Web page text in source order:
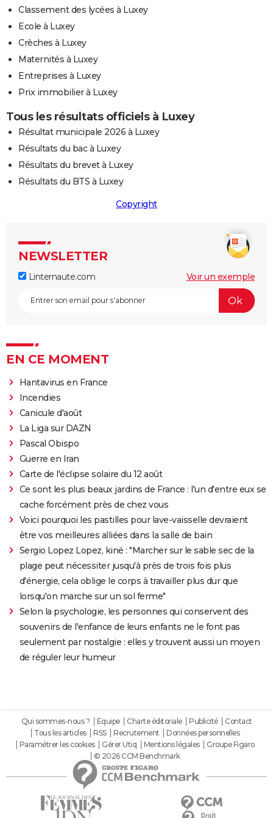
Classement des lycées à Luxey
Ecole à Luxey
Crèches à Luxey
Maternités à Luxey
Entreprises à Luxey
Prix immobilier à Luxey
Tous les résultats officiels à Luxey
Résultat municipale 2026 à Luxey
Résultats du bac à Luxey
Résultats du brevet à Luxey
Résultats du BTS à Luxey
Copyright
NEWSLETTER
Linternaute.com Voir un exemple
EN CE MOMENT
Hantavirus en France
Incendies
Canicule d'août
La Liga sur DAZN
Pascal Obispo
Guerre en Iran
Carte de l'éclipse solaire du 12 août
Ce sont les plus beaux jardins de France : l'un d'entre eux se
cache forcément près de chez vous
Voici pourquoi les pastilles pour lave-vaisselle devraient
être vos meilleures alliées dans la salle de bain
Sergio Lopez Lopez, kiné : "Marcher sur le sable sec de la
plage peut nécessiter jusqu'à près de trois fois plus
d'énergie, cela oblige le corps à travailler plus dur que
lorsqu'on marche sur un sol ferme"
Selon la psychologie, les personnes qui conservent des
souvenirs de l'enfance de leurs enfants ne le font pas
seulement par nostalgie : elles y trouvent aussi un moyen
de réguler leur humeur
Qui sommes-nous ? Equipe Charte éditoriale Publicité
Contact
Tous les articles
RSS Recrutement
Données personnelles
Paramétrer les cookies
Gérer Utiq Mentions légales
Groupe Figaro
© 2026 CCM Benchmark